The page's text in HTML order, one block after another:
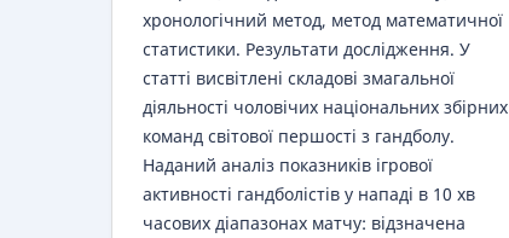
хронологічний метод, метод математичної
статистики. Результати дослідження. У
статті висвітлені складові змагальної
діяльності чоловічих національних збірних
команд світової першості з гандболу.
Наданий аналіз показників ігрової
активності гандболістів у нападі в 10 хв
часових діапазонах матчу: відзначена